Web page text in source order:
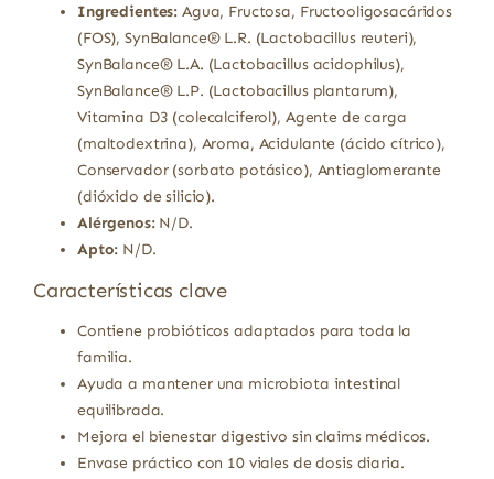
Ingredientes: Agua, Fructosa, Fructooligosacáridos
(FOS), SynBalance® L.R. (Lactobacillus reuteri),
SynBalance® L.A. (Lactobacillus acidophilus),
SynBalance® L.P. (Lactobacillus plantarum),
Vitamina D3 (colecalciferol), Agente de carga
(maltodextrina), Aroma, Acidulante (ácido cítrico),
Conservador (sorbato potásico), Antiaglomerante
(dióxido de silicio).
Alérgenos:N/D.
Apto: N/D.
Características clave
Contiene probióticos adaptados para toda la
familia.
Ayuda a mantener una microbiota intestinal
equilibrada.
Mejora el bienestar digestivo sin claims médicos.
Envase práctico con 10 viales de dosis diaria.